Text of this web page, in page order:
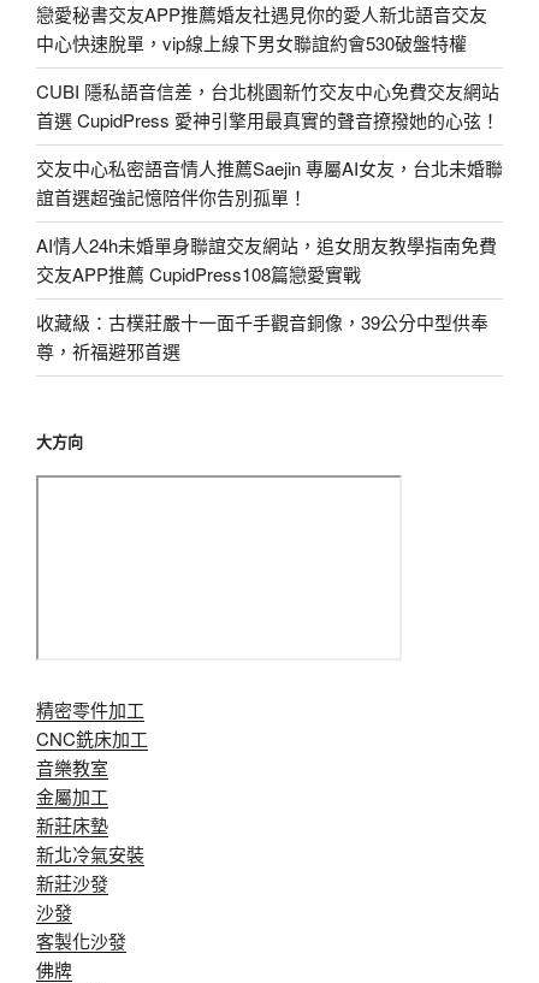
戀愛秘書交友APP推薦婚友社遇見你的愛人新北語音交友
中心快速脫單，vip線上線下男女聯誼約會530破盤特權
CUBI 隱私語音信差，台北桃園新竹交友中心免費交友網站
首選 CupidPress 愛神引擎用最真實的聲音撩撥她的心弦！
交友中心私密語音情人推薦Saejin 專屬AI女友，台北未婚聯
誼首選超強記憶陪伴你告別孤單！
AI情人24h未婚單身聯誼交友網站，追女朋友教學指南免費
交友APP推薦 CupidPress108篇戀愛實戰
收藏級：古樸莊嚴十一面千手觀音銅像，39公分中型供奉
尊，祈福避邪首選
大方向
精密零件加工
CNC銑床加工
音樂教室
金屬加工
新莊床墊
新北冷氣安裝
新莊沙發
沙發
客製化沙發
佛牌